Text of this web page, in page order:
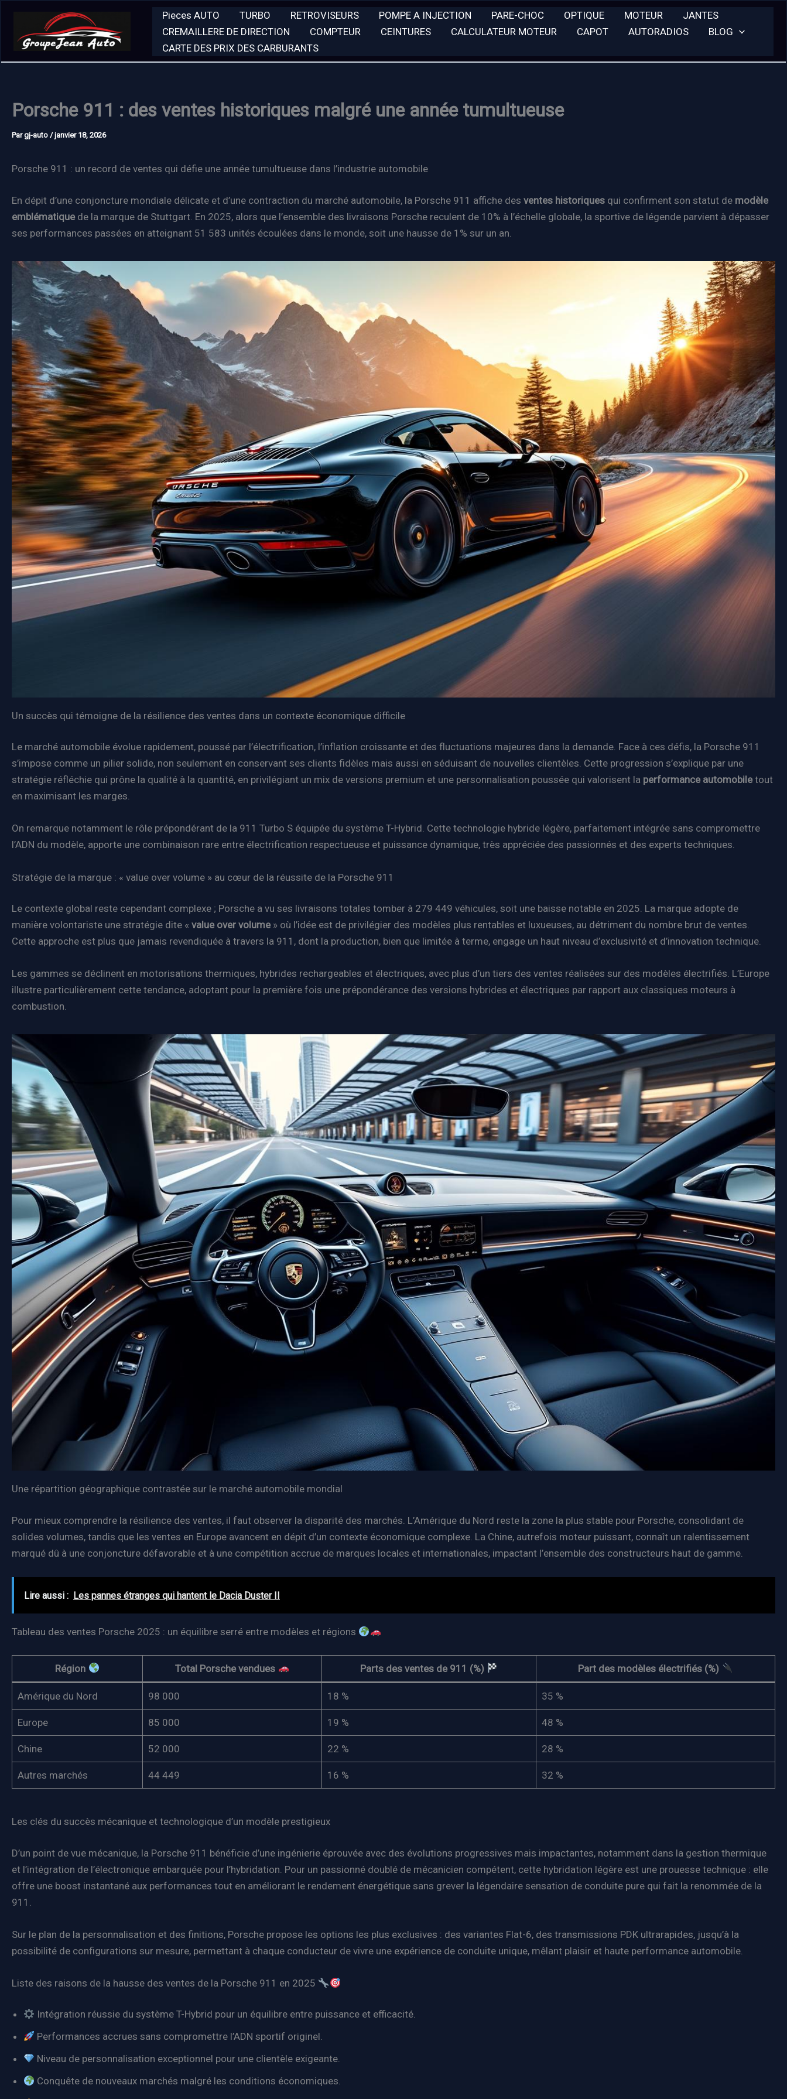
contenu
Pieces AUTO TURBO RETROVISEURS POMPE A INJECTION PARE-CHOC OPTIQUE MOTEUR
JANTES
CREMAILLERE DE DIRECTION
COMPTEUR CEINTURES CALCULATEUR MOTEUR CAPOT AUTORADIOS
BLOG
CARTE DES PRIX DES CARBURANTS
Porsche 911 : des ventes historiques malgré une année tumultueuse
Pargj-auto /janvier 18, 2026
Porsche 911 : un record de ventes qui défie une année tumultueuse dans l’industrie automobile
En dépit d’une conjoncture mondiale délicate et d’une contraction du marché automobile, la Porsche 911 affiche des ventes historiques qui confirment son statut de modèle
emblématiquede la marque de Stuttgart. En 2025, alors que l’ensemble des livraisons Porsche reculent de 10% à l’échelle globale, la sportive de légende parvient à dépasser
ses performances passées en atteignant 51 583 unités écoulées dans le monde, soit une hausse de 1% sur un an.
Un succès qui témoigne de la résilience des ventes dans un contexte économique difficile
Le marché automobile évolue rapidement, poussé par l’électrification, l’inflation croissante et des fluctuations majeures dans la demande. Face à ces défis, la Porsche 911
s’impose comme un pilier solide, non seulement en conservant ses clients fidèles mais aussi en séduisant de nouvelles clientèles. Cette progression s’explique par une
stratégie réfléchie qui prône la qualité à la quantité, en privilégiant un mix de versions premium et une personnalisation poussée qui valorisent la performance automobiletout
en maximisant les marges.
On remarque notamment le rôle prépondérant de la 911 Turbo S équipée du système T-Hybrid. Cette technologie hybride légère, parfaitement intégrée sans compromettre
l’ADN du modèle, apporte une combinaison rare entre électrification respectueuse et puissance dynamique, très appréciée des passionnés et des experts techniques.
Stratégie de la marque : « value over volume » au cœur de la réussite de la Porsche 911
Le contexte global reste cependant complexe ; Porsche a vu ses livraisons totales tomber à 279 449 véhicules, soit une baisse notable en 2025. La marque adopte de
manière volontariste une stratégie dite « value over volume» où l’idée est de privilégier des modèles plus rentables et luxueuses, au détriment du nombre brut de ventes.
Cette approche est plus que jamais revendiquée à travers la 911, dont la production, bien que limitée à terme, engage un haut niveau d’exclusivité et d’innovation technique.
Les gammes se déclinent en motorisations thermiques, hybrides rechargeables et électriques, avec plus d’un tiers des ventes réalisées sur des modèles électrifiés. L’Europe
illustre particulièrement cette tendance, adoptant pour la première fois une prépondérance des versions hybrides et électriques par rapport aux classiques moteurs à
combustion.
Une répartition géographique contrastée sur le marché automobile mondial
Pour mieux comprendre la résilience des ventes, il faut observer la disparité des marchés. L’Amérique du Nord reste la zone la plus stable pour Porsche, consolidant de
solides volumes, tandis que les ventes en Europe avancent en dépit d’un contexte économique complexe. La Chine, autrefois moteur puissant, connaît un ralentissement
marqué dû à une conjoncture défavorable et à une compétition accrue de marques locales et internationales, impactant l’ensemble des constructeurs haut de gamme.
Lire aussi : Les pannes étranges qui hantent le Dacia Duster II
Tableau des ventes Porsche 2025 : un équilibre serré entre modèles et régions
Région Total Porsche vendues Parts des ventes de 911 (%) Part des modèles électrifiés (%)
Amérique du Nord 98 000 18 % 35 %
Europe 85 000 19 % 48 %
Chine 52 000 22 % 28 %
Autres marchés 44 449 16 % 32 %
Les clés du succès mécanique et technologique d’un modèle prestigieux
D’un point de vue mécanique, la Porsche 911 bénéficie d’une ingénierie éprouvée avec des évolutions progressives mais impactantes, notamment dans la gestion thermique
et l’intégration de l’électronique embarquée pour l’hybridation. Pour un passionné doublé de mécanicien compétent, cette hybridation légère est une prouesse technique : elle
offre une boost instantané aux performances tout en améliorant le rendement énergétique sans grever la légendaire sensation de conduite pure qui fait la renommée de la
911.
Sur le plan de la personnalisation et des finitions, Porsche propose les options les plus exclusives : des variantes Flat-6, des transmissions PDK ultrarapides, jusqu’à la
possibilité de configurations sur mesure, permettant à chaque conducteur de vivre une expérience de conduite unique, mêlant plaisir et haute performance automobile.
Liste des raisons de la hausse des ventes de la Porsche 911 en 2025
Intégration réussie du système T-Hybrid pour un équilibre entre puissance et efficacité.
Performances accrues sans compromettre l’ADN sportif originel.
Niveau de personnalisation exceptionnel pour une clientèle exigeante.
Conquête de nouveaux marchés malgré les conditions économiques.